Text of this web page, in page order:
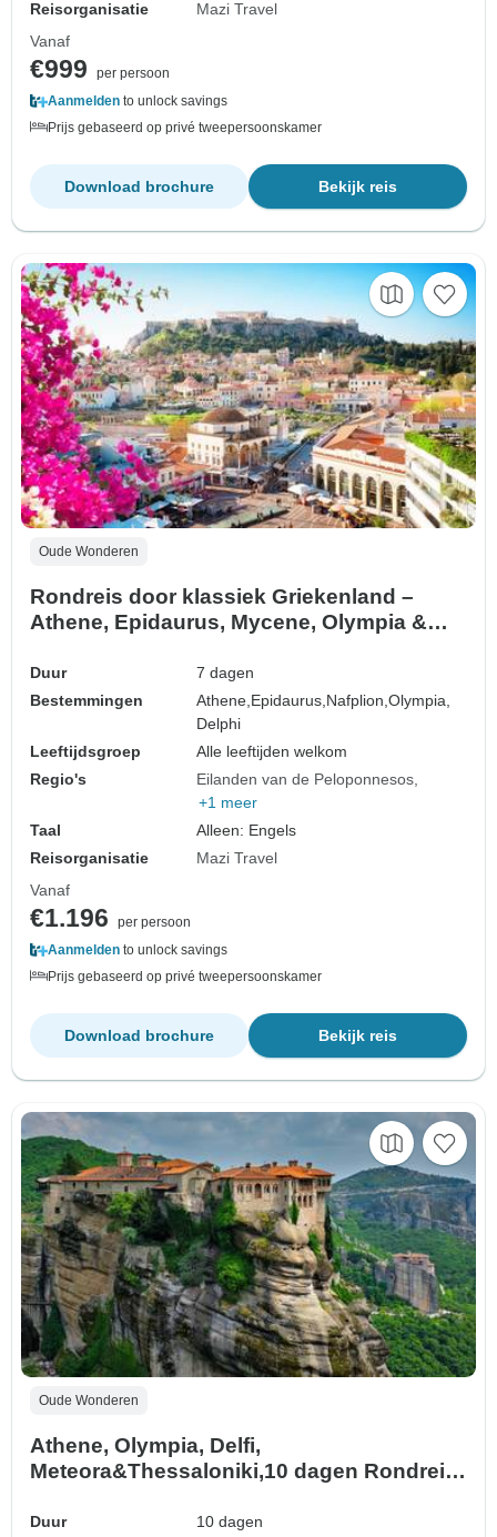
Reisorganisatie
Mazi Travel
Vanaf
€999
per persoon
Aanmelden to unlock savings
Prijs gebaseerd op privé tweepersoonskamer
Bekijk reis
Download brochure
Oude Wonderen
Rondreis door klassiek Griekenland –
Athene, Epidaurus, Mycene, Olympia &
Duur
7 dagen
Bestemmingen
Athene, Epidaurus, Nafplion,Olympia,
Delphi
Leeftijdsgroep
Alle leeftijden welkom
Regio's
Eilanden van de Peloponnesos
+1 meer
Taal
Alleen: Engels
Reisorganisatie
Mazi Travel
Vanaf
€1.196
per persoon
Aanmelden to unlock savings
Prijs gebaseerd op privé tweepersoonskamer
Bekijk reis
Download brochure
Oude Wonderen
Athene, Olympia, Delfi,
Meteora&Thessaloniki,10 dagen Rondreis
Duur 10 dagen